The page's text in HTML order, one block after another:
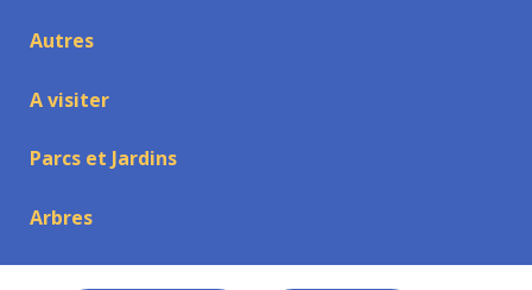
Autres
A visiter
Parcs et Jardins
Arbres